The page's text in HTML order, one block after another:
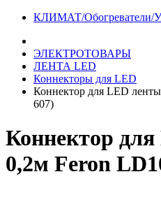
КЛИМАТ/Обогреватели/
ЭЛЕКТРОТОВАРЫ
ЛЕНТА LED
Коннекторы для LED
Коннектор для LED
607)
Коннектор
0,2м Feron